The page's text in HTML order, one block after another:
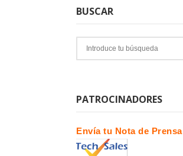
BUSCAR
PATROCINADORES
Envía tu Nota de Prensa